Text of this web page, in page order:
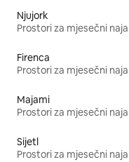
Njujork
Prostori za mjesečni
Firenca
Prostori za mjesečni
Majami
Prostori za mjesečni
Sijetl
Prostori za mjesečni